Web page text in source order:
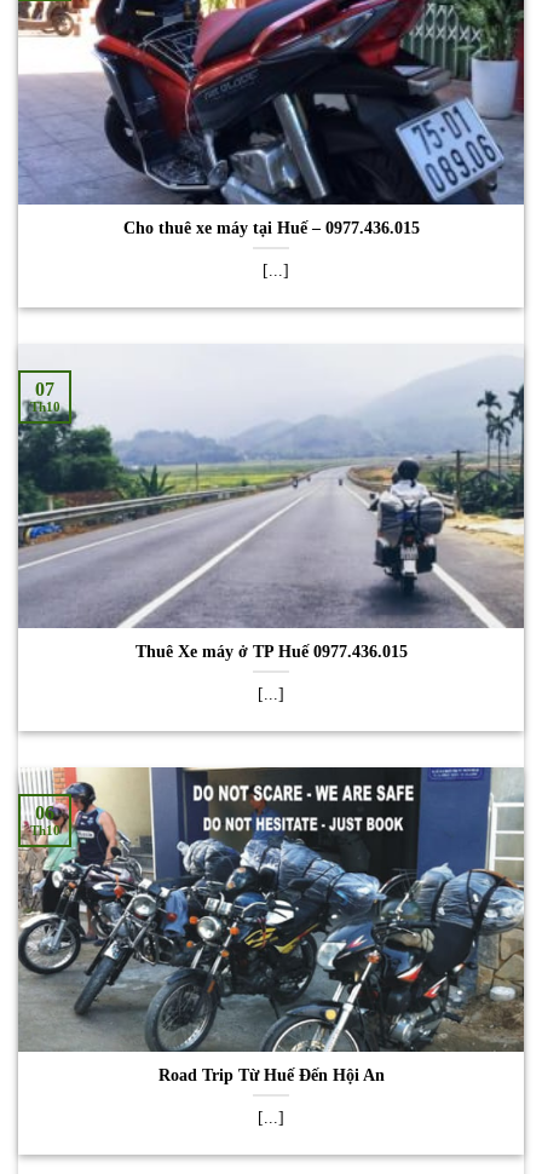
Cho thuê xe máy tại Huế – 0977.436.015
[...]
Thuê Xe máy ở TP Huế 0977.436.015
[...]
07
Th10
Road Trip Từ Huế Đến Hội An
[...]
06
Th10